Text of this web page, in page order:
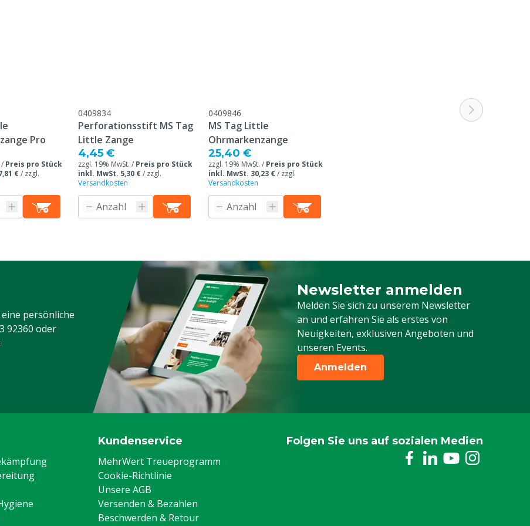
& Retour" am Ende dieser
sind.
Pro
/ Preis pro Stück
€/ zzgl.
0409834
Perforationsstift MS Tag
Little Zange
4,45 €
zzgl. 19% MwSt. / Preis pro Stück
inkl. MwSt. 5,30 €/ zzgl.
Versandkosten
0409846
MS Tag Little
Ohrmarkenzange
25,40 €
zzgl. 19% MwSt. / Preis pro Stück
inkl. MwSt. 30,23 €/ zzgl.
Versandkosten
persönliche
92360 oder
Newsletter anmelden
Melden Sie sich zu unserem Newsletter
an und erfahren Sie als erstes von
Neuigkeiten, exklusiven Angeboten und
unseren Events.
Melden Sie sich für unseren Newsletter
Anmelden
Kundenservice
MehrWert Treueprogramm
Cookie-Richtlinie
Unsere AGB
Versenden & Bezahlen
Beschwerden & Retour
Folgen Sie uns auf sozialen Medien